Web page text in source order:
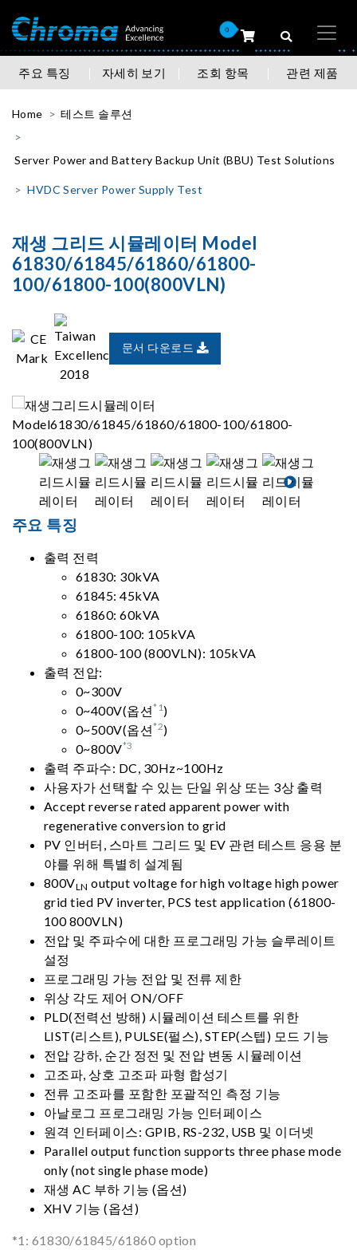
0
주요 특징 자세히 보기 조회 항목 관련 제품
Home 테스트 솔루션
Server Power and Battery Backup Unit (BBU) Test Solutions
HVDC Server Power Supply Test
재생 그리드 시뮬레이터 Model
61830/61845/61860/61800-
100/61800-100(800VLN)
문서 다운로드
주요 특징
출력 전력
61830: 30kVA
61845: 45kVA
61860: 60kVA
61800-100: 105kVA
61800-100 (800VLN): 105kVA
출력 전압:
0~300V
0~400V(옵션*1)
0~500V(옵션*2)
0~800V*3
출력 주파수: DC, 30Hz~100Hz
사용자가 선택할 수 있는 단일 위상 또는 3상 출력
Accept reverse rated apparent power with
regenerative conversion to grid
PV 인버터, 스마트 그리드 및 EV 관련 테스트 응용 분
야를 위해 특별히 설계됨
800VLN output voltage for high voltage high power
grid tied PV inverter, PCS test application (61800-
100 800VLN)
전압 및 주파수에 대한 프로그래밍 가능 슬루레이트
설정
프로그래밍 가능 전압 및 전류 제한
위상 각도 제어 ON/OFF
PLD(전력선 방해) 시뮬레이션 테스트를 위한
LIST(리스트), PULSE(펄스), STEP(스텝) 모드 기능
전압 강하, 순간 정전 및 전압 변동 시뮬레이션
고조파, 상호 고조파 파형 합성기
전류 고조파를 포함한 포괄적인 측정 기능
아날로그 프로그래밍 가능 인터페이스
원격 인터페이스: GPIB, RS-232, USB 및 이더넷
Parallel output function supports three phase mode
only (not single phase mode)
재생 AC 부하 기능 (옵션)
XHV 기능 (옵션)
*1: 61830/61845/61860 option